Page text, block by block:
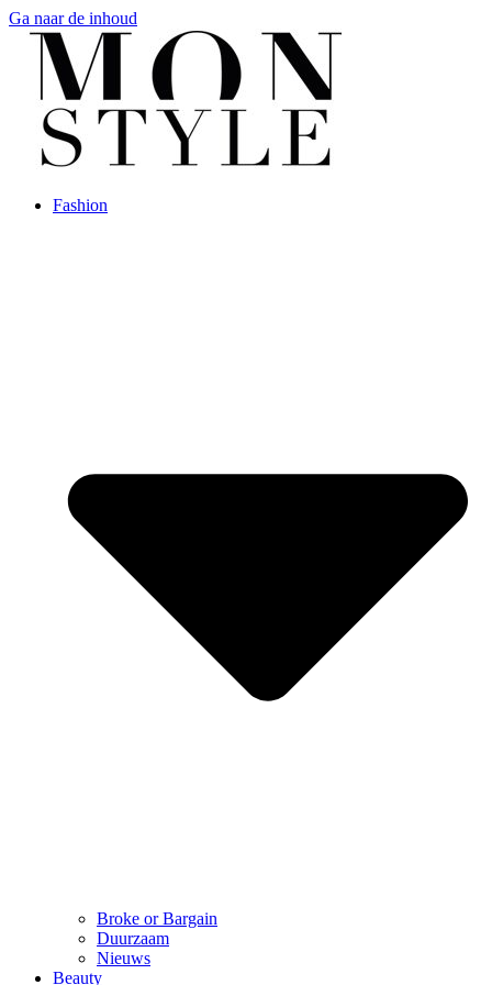
Ga naar de inhoud
Fashion
Broke or Bargain
Duurzaam
Nieuws
Beauty